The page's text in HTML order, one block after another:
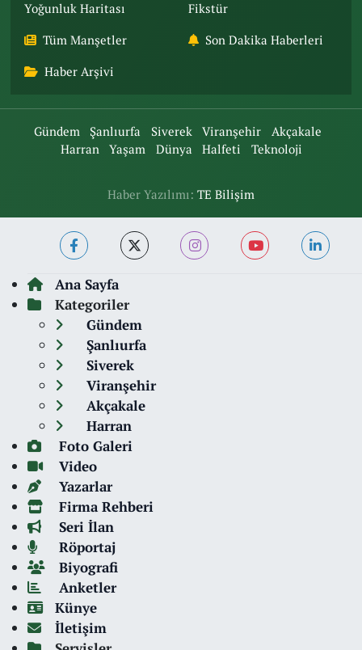
Yoğunluk Haritası
Fikstür
Tüm Manşetler Son Dakika Haberleri
Haber Arşivi
Gündem Şanlıurfa Siverek Viranşehir
Akçakale
Harran
Yaşam Dünya Halfeti Teknoloji
Haber Yazılımı: TE Bilişim
Ana Sayfa
Kategoriler
Gündem
Şanlıurfa
Siverek
Viranşehir
Akçakale
Harran
Foto Galeri
Video
Yazarlar
Firma Rehberi
Seri İlan
Röportaj
Biyografi
Anketler
Künye
İletişim